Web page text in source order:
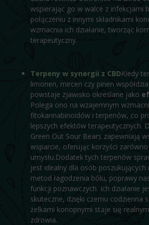
wspierając go w walce z infekcjami
połączeniu z innymi składnikami
wzmacnia ich działanie, tworząc
terapeutyczny.
Terpeny w synergii z CBDKiedy
limonen, mircen czy pinen
powstaje zjawisko określane jako
Polega ono na wzajemnym
fitokannabinoidów i terpenów, co
lepszych efektów terapeutycznych.
Green Out Sour Bears zapewniają
wsparcie, oferując korzyści zarówno
umysłu.Dodatek tych terpenów
jest idealny dla osób poszukujących
metod łagodzenia bólu, poprawy
funkcji poznawczych. Ich działanie
skuteczne, dzięki czemu codzienna
żelkami konopnymi staje się
zdrowia.